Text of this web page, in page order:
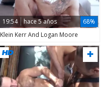
19:54 hace 5 años
68%
Klein Kerr And Logan Moore